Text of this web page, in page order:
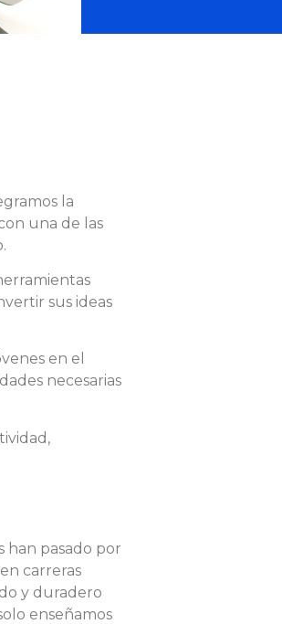
la
una de las
sus ideas
en el
necesarias
han pasado por
carreras
y duradero
enseñamos